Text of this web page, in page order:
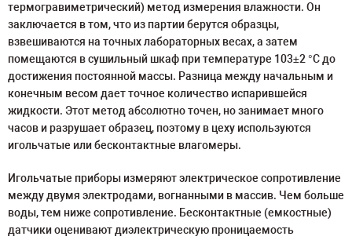
термогравиметрический) метод измерения влажности. Он
заключается в том, что из партии берутся образцы,
взвешиваются на точных лабораторных весах, а затем
помещаются в сушильный шкаф при температуре 103±2 °C до
достижения постоянной массы. Разница между начальным и
конечным весом дает точное количество испарившейся
жидкости. Этот метод абсолютно точен, но занимает много
часов и разрушает образец, поэтому в цеху используются
игольчатые или бесконтактные влагомеры.
Игольчатые приборы измеряют электрическое сопротивление
между двумя электродами, вогнанными в массив. Чем больше
воды, тем ниже сопротивление. Бесконтактные (емкостные)
датчики оценивают диэлектрическую проницаемость